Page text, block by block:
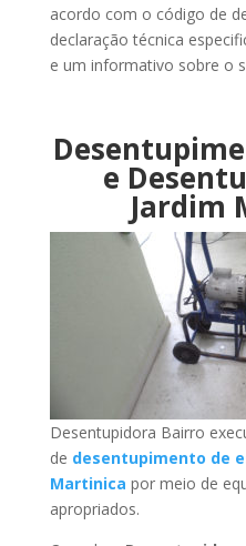
acordo com o código de
declaração técnica
e um informativo sobre o
e
Jardim
Desentupidora Bairro
de desentupimento de
Martinica por meio de
apropriados.